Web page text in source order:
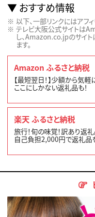
おすすめ情報
以下、一部リンクにはアフ
テレビ大阪公式サイトは
し、Amazon.co.jpのサイト
ます。
Amazon ふるさと納税
【最短翌日！】少額から気
ここにしかない返礼品も！
楽天 ふるさと納税
旅行！旬の味覚！訳あり返礼
自己負担2,000円で返礼品を